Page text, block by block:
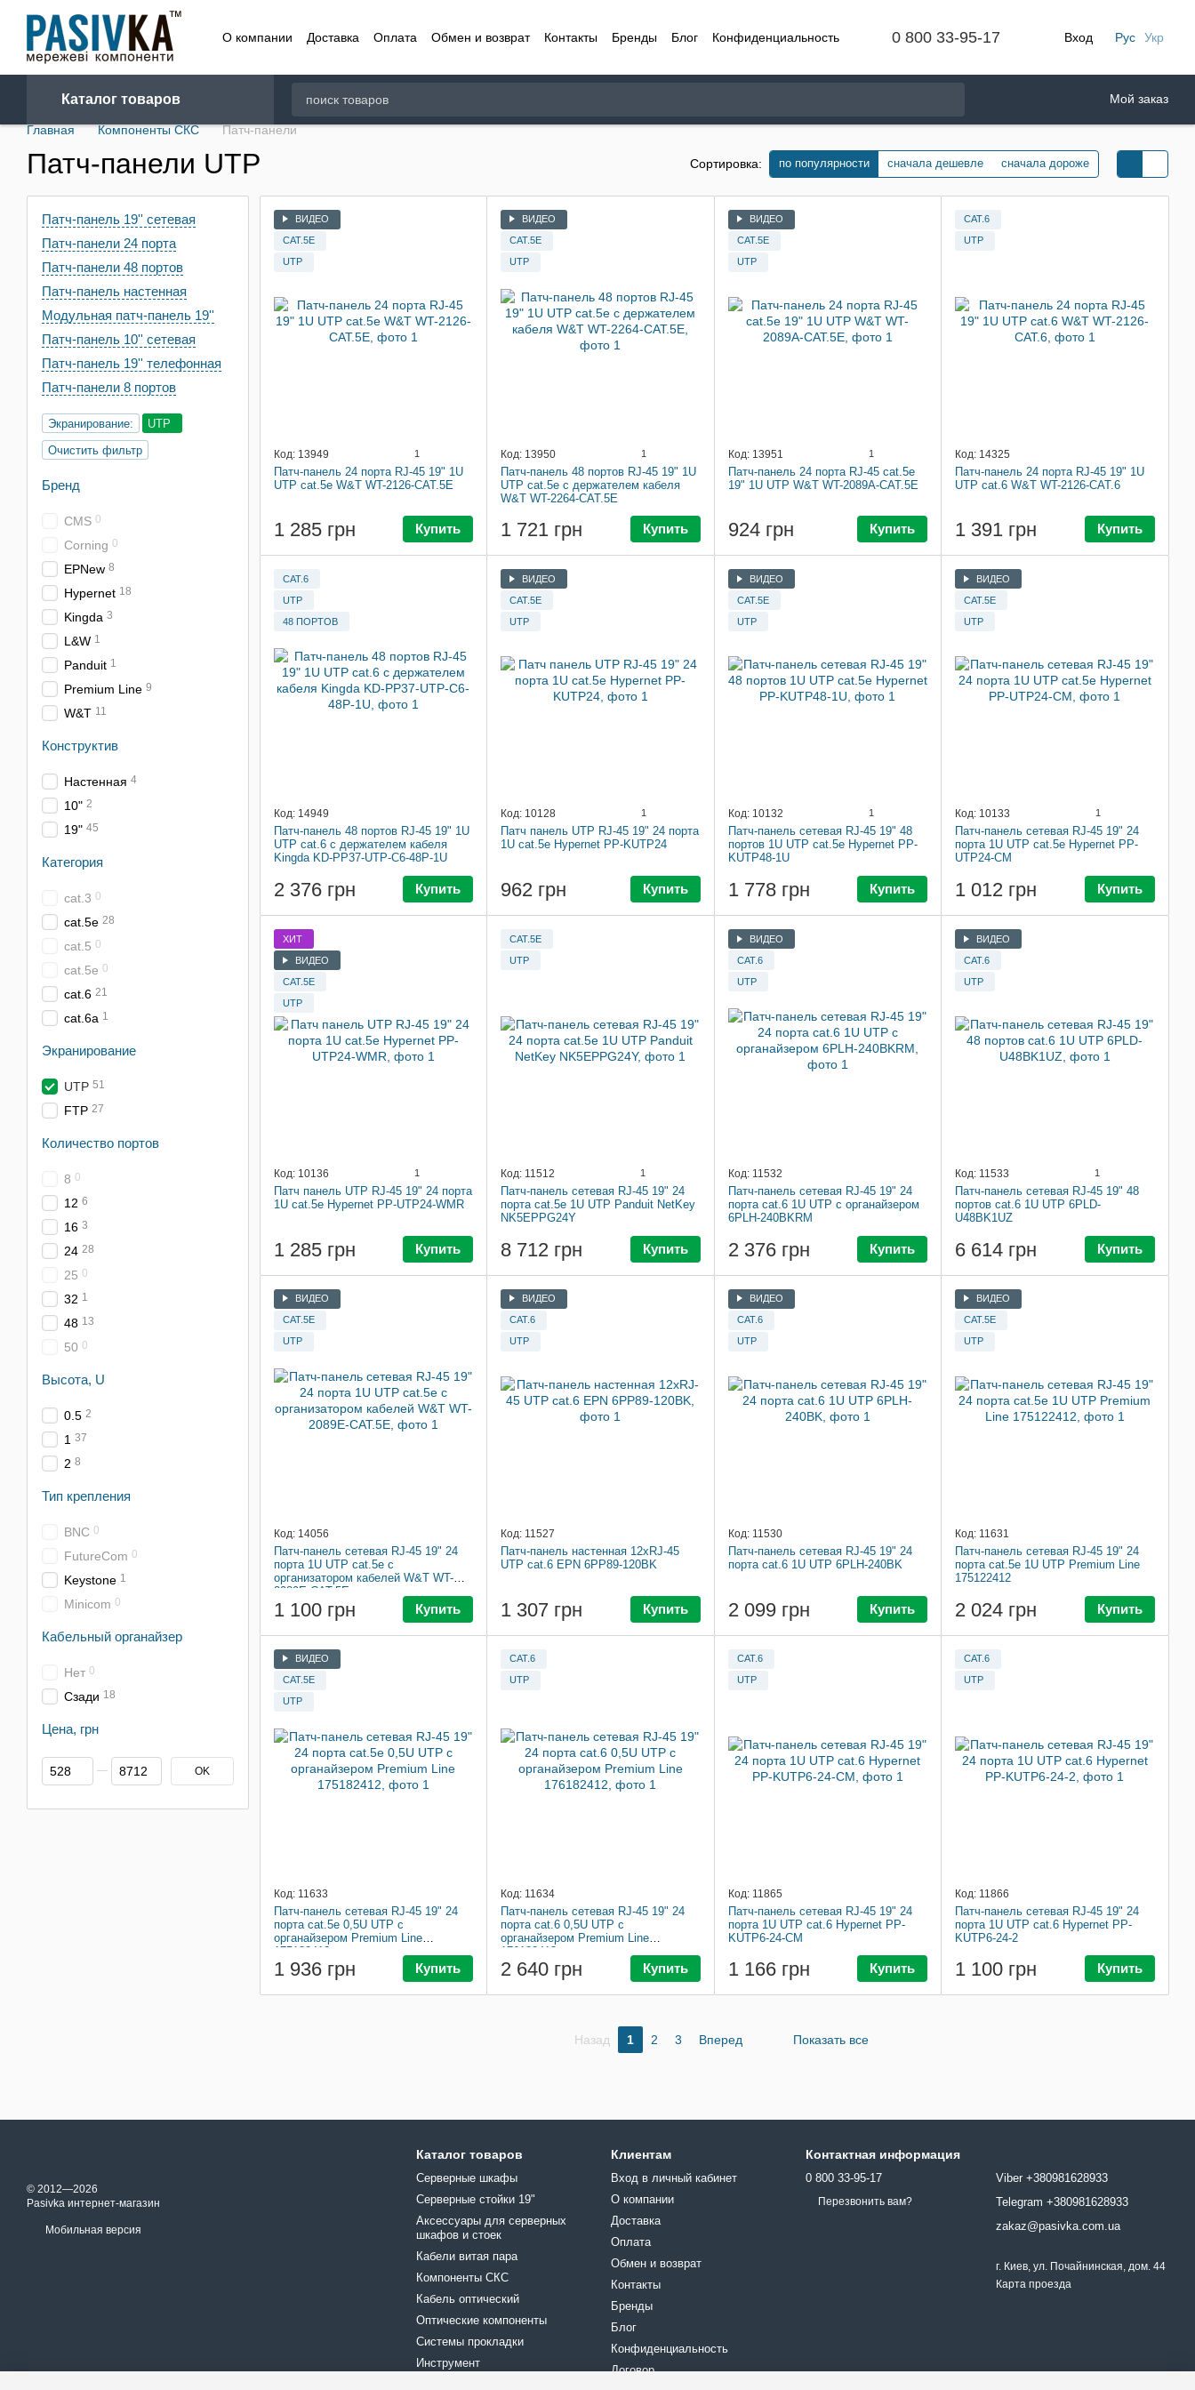
Перейти к основному контенту
О компании
Доставка Оплата Обмен и возврат Контакты Бренды Блог
Конфиденциальность
0 800 33-95-17 Вход Рус Укр
Каталог товаров Мой заказ
Главная Компоненты СКС Патч-панели
Патч-панели UTP Сортировка: по популярности сначала дешевле сначала дороже
ВИДЕО
CAT.5E
UTP
Код: 13949 1
Патч-панель 24 порта RJ-45 19" 1U
UTP cat.5e W&T WT-2126-CAT.5E
1 285 грн Купить
ВИДЕО
CAT.5E
UTP
Код: 13950 1
Патч-панель 48 портов RJ-45 19" 1U
UTP cat.5e с держателем кабеля
W&T WT-2264-CAT.5E
1 721 грн Купить
ВИДЕО
CAT.5E
UTP
Код: 13951 1
Патч-панель 24 порта RJ-45 cat.5e
19" 1U UTP W&T WT-2089A-CAT.5E
924 грн Купить
CAT.6
UTP
Код: 14325
Патч-панель 24 порта RJ-45 19" 1U
UTP cat.6 W&T WT-2126-CAT.6
1 391 грн Купить
CAT.6
UTP
48 ПОРТОВ
Код: 14949
Патч-панель 48 портов RJ-45 19" 1U
UTP cat.6 с держателем кабеля
Kingda KD-PP37-UTP-C6-48P-1U
2 376 грн Купить
ВИДЕО
CAT.5E
UTP
Код: 10128 1
Патч панель UTP RJ-45 19" 24 порта
1U cat.5e Hypernet PP-KUTP24
962 грн Купить
ВИДЕО
CAT.5E
UTP
Код: 10132 1
Патч-панель сетевая RJ-45 19" 48
портов 1U UTP cat.5e Hypernet PP-
KUTP48-1U
1 778 грн Купить
ВИДЕО
CAT.5E
UTP
Код: 10133 1
Патч-панель сетевая RJ-45 19" 24
порта 1U UTP cat.5e Hypernet PP-
UTP24-CM
1 012 грн Купить
ХИТ
ВИДЕО
CAT.5E
UTP
Код: 10136 1
Патч панель UTP RJ-45 19" 24 порта
1U cat.5e Hypernet PP-UTP24-WMR
1 285 грн Купить
CAT.5E
UTP
Код: 11512 1
Патч-панель сетевая RJ-45 19" 24
порта cat.5e 1U UTP Panduit NetKey
NK5EPPG24Y
8 712 грн Купить
ВИДЕО
CAT.6
UTP
Код: 11532
Патч-панель сетевая RJ-45 19" 24
порта cat.6 1U UTP с органайзером
6PLH-240BKRM
2 376 грн Купить
ВИДЕО
CAT.6
UTP
Код: 11533 1
Патч-панель сетевая RJ-45 19" 48
портов cat.6 1U UTP 6PLD-
U48BK1UZ
6 614 грн Купить
ВИДЕО
CAT.5E
UTP
Код: 14056
Патч-панель сетевая RJ-45 19" 24
порта 1U UTP cat.5e с
организатором кабелей W&T WT-
2089E-CAT.5E
1 100 грн Купить
ВИДЕО
CAT.6
UTP
Код: 11527
Патч-панель настенная 12xRJ-45
UTP cat.6 EPN 6PP89-120BK
1 307 грн Купить
ВИДЕО
CAT.6
UTP
Код: 11530
Патч-панель сетевая RJ-45 19" 24
порта cat.6 1U UTP 6PLH-240BK
2 099 грн Купить
ВИДЕО
CAT.5E
UTP
Код: 11631
Патч-панель сетевая RJ-45 19" 24
порта cat.5e 1U UTP Premium Line
175122412
2 024 грн Купить
ВИДЕО
CAT.5E
UTP
Код: 11633
Патч-панель сетевая RJ-45 19" 24
порта cat.5e 0,5U UTP с
органайзером Premium Line
175182412
1 936 грн Купить
CAT.6
UTP
Код: 11634
Патч-панель сетевая RJ-45 19" 24
порта cat.6 0,5U UTP с
органайзером Premium Line
176182412
2 640 грн Купить
CAT.6
UTP
Код: 11865
Патч-панель сетевая RJ-45 19" 24
порта 1U UTP cat.6 Hypernet PP-
KUTP6-24-CM
1 166 грн Купить
CAT.6
UTP
Код: 11866
Патч-панель сетевая RJ-45 19" 24
порта 1U UTP cat.6 Hypernet PP-
KUTP6-24-2
1 100 грн Купить
Назад 1 2 3 Вперед Показать все
Патч-панель 19'' сетевая
Патч-панели 24 порта
Патч-панели 48 портов
Патч-панель настенная
Модульная патч-панель 19''
Патч-панель 10'' сетевая
Патч-панель 19'' телефонная
Патч-панели 8 портов
Экранирование:
UTP
Очистить фильтр
Бренд
CMS 0
Corning 0
EPNew 8
Hypernet 18
Kingda 3
L&W 1
Panduit 1
Premium Line 9
W&T 11
Конструктив
Настенная 4
10" 2
19" 45
Категория
cat.3 0
cat.5e 28
cat.5 0
сat.5e 0
cat.6 21
cat.6a 1
Экранирование
UTP 51
FTP 27
Количество портов
8 0
12 6
16 3
24 28
25 0
32 1
48 13
50 0
Высота, U
0.5 2
1 37
2 8
Тип крепления
BNC 0
FutureCom 0
Keystone 1
Minicom 0
Кабельный органайзер
Нет 0
Сзади 18
Цена, грн
От Цена, грн
До Цена, грн OK
© 2012—2026
Pasivka интернет-магазин
Мобильная версия
Каталог товаров
Серверные шкафы
Серверные стойки 19"
Аксессуары для серверных
шкафов и стоек
Кабели витая пара
Компоненты СКС
Кабель оптический
Оптические компоненты
Системы прокладки
Инструмент
Клиентам
Вход в личный кабинет
О компании
Доставка
Оплата
Обмен и возврат
Контакты
Бренды
Блог
Конфиденциальность
Договор
Контактная информация
0 800 33-95-17
Перезвонить вам?
Viber +380981628933
Telegram +380981628933
zakaz@pasivka.com.ua
г. Киев, ул. Почайнинская, дом. 44
Карта проезда